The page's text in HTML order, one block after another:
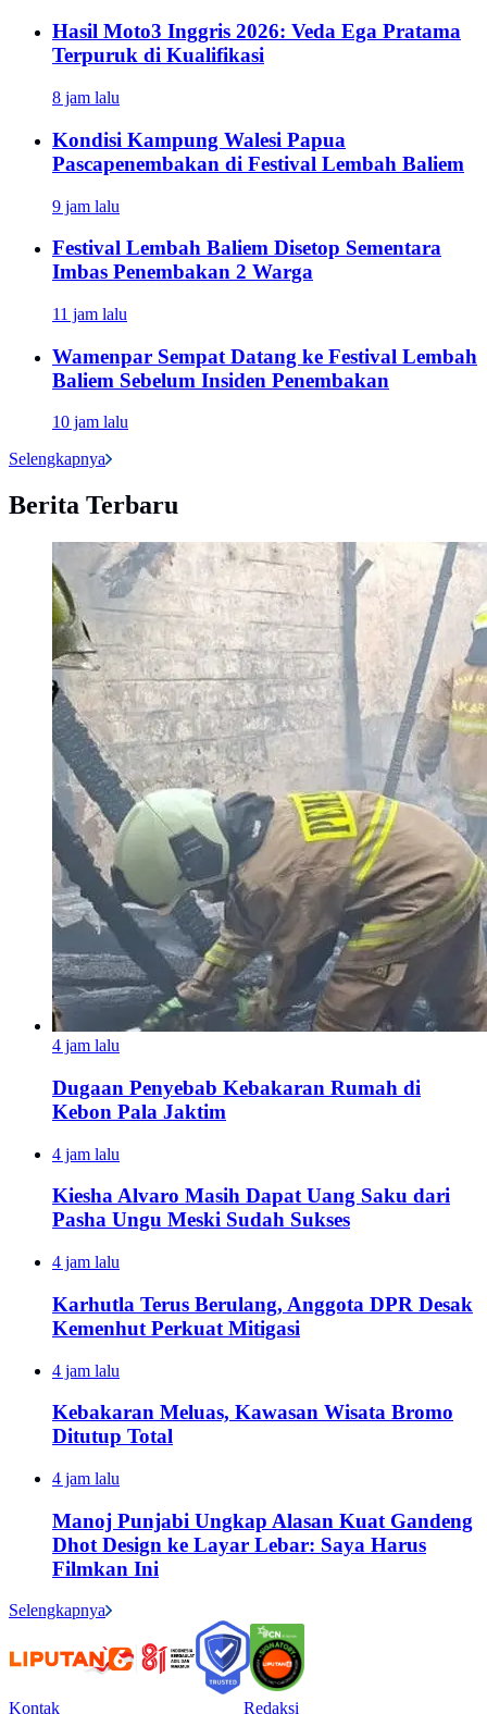
Hasil Moto3 Inggris 2026: Veda Ega Pratama
Terpuruk di Kualifikasi
8 jam lalu
Kondisi Kampung Walesi Papua
Pascapenembakan di Festival Lembah Baliem
9 jam lalu
Festival Lembah Baliem Disetop Sementara
Imbas Penembakan 2 Warga
11 jam lalu
Wamenpar Sempat Datang ke Festival Lembah
Baliem Sebelum Insiden Penembakan
10 jam lalu
Selengkapnya
Berita Terbaru
4 jam lalu
Dugaan Penyebab Kebakaran Rumah di
Kebon Pala Jaktim
4 jam lalu
Kiesha Alvaro Masih Dapat Uang Saku dari
Pasha Ungu Meski Sudah Sukses
4 jam lalu
Karhutla Terus Berulang, Anggota DPR Desak
Kemenhut Perkuat Mitigasi
4 jam lalu
Kebakaran Meluas, Kawasan Wisata Bromo
Ditutup Total
4 jam lalu
Manoj Punjabi Ungkap Alasan Kuat Gandeng
Dhot Design ke Layar Lebar: Saya Harus
Filmkan Ini
Selengkapnya
Kontak Redaksi